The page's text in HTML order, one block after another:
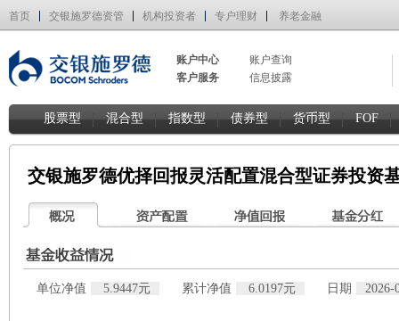
首页 交银施罗德资管 机构投资者 专户理财 养老金融
账户中心
账户查询
客户服务
信息披露
股票型 混合型 指数型 债券型 货币型 FOF
交银施罗德优择回报灵活配置混合型证券投资
单位净值 5.9447元 累计净值 6.0197元 日期 2026-